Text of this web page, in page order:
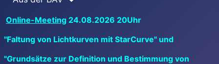
Online-Meeting 24.08.2026 20Uhr
"Faltung von Lichtkurven mit StarCurve" und
"Grundsätze zur Definition und Bestimmung von